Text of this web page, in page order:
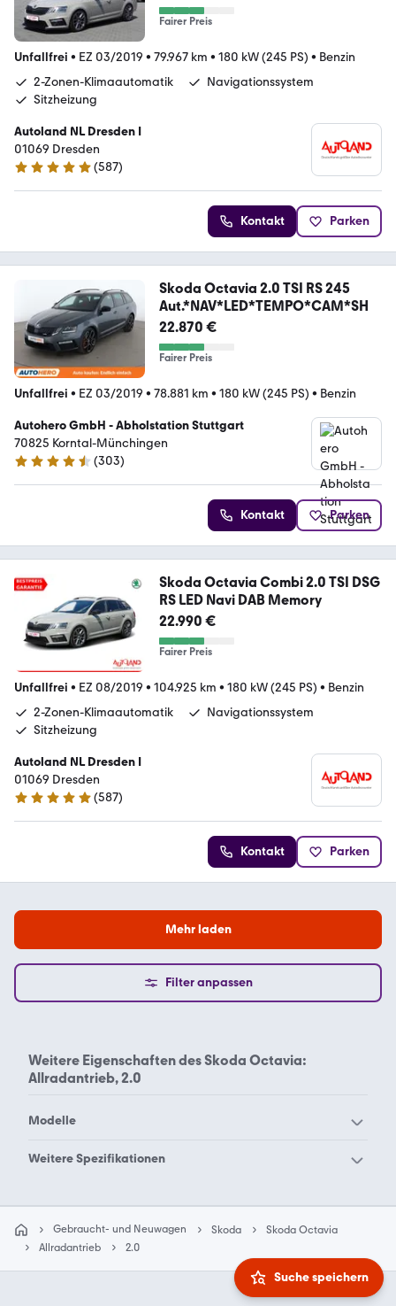
Fairer Preis
Unfallfrei • EZ 03/2019 • 79.967 km • 180 kW (245 PS) • Benzin
2-Zonen-Klimaautomatik
Navigationssystem
Sitzheizung
Autoland NL Dresden I
01069 Dresden
4.8 Sterne
(587)
Kontakt Parken
Skoda Octavia 2.0 TSI RS 245
Aut.*NAV*LED*TEMPO*CAM*SH
22.870 €
Fairer Preis
Unfallfrei • EZ 03/2019 • 78.881 km • 180 kW (245 PS) • Benzin
Autohero GmbH - Abholstation Stuttgart
70825 Korntal-Münchingen
4.4 Sterne
(303)
Kontakt Parken
Skoda Octavia Combi 2.0 TSI DSG
RS LED Navi DAB Memory
22.990 €
Fairer Preis
Unfallfrei • EZ 08/2019 • 104.925 km • 180 kW (245 PS) • Benzin
2-Zonen-Klimaautomatik
Navigationssystem
Sitzheizung
Autoland NL Dresden I
01069 Dresden
4.8 Sterne
(587)
Kontakt Parken
Mehr laden
Filter anpassen
Suche speichern
Weitere Eigenschaften desSkoda Octavia:
Allradantrieb, 2.0
Modelle
Skoda 105
Skoda Elroq
Skoda Enyaq
Skoda Favorit
Skoda Forman
Skoda Karoq
Weitere Spezifikationen
Skoda Octavia
Allradantrieb RS
Gebraucht- und Neuwagen Skoda
Skoda Octavia
Allradantrieb
2.0